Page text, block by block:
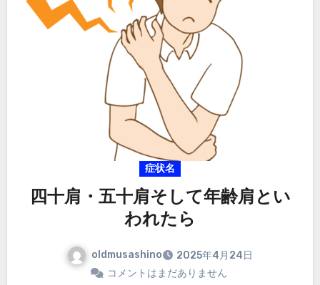
症状名
四十肩・五十肩そして年齢肩とい
われたら
oldmusashino
2025年4月24日
コメントはまだありません